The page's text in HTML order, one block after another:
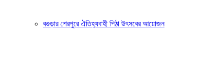
বগুড়ার শেরপুরে ঐতিহ্যবাহী পিঠা উৎসবের আয়োজন